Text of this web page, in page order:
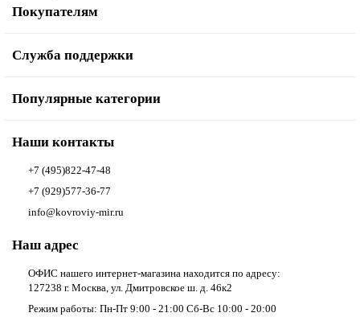
Покупателям
Служба поддержки
Популярные категории
Наши контакты
+7 (495)822-47-48
+7 (929)577-36-77
info@kovroviy-mir.ru
Наш адрес
ОФИС нашего интернет-магазина находится по адресу:
127238 г. Москва, ул. Дмитровское ш. д. 46к2
Режим работы: Пн-Пт 9:00 - 21:00 Сб-Вс 10:00 - 20:00